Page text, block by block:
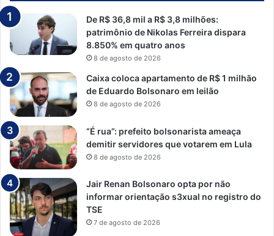
De R$ 36,8 mil a R$ 3,8 milhões:
patrimônio de Nikolas Ferreira dispara
8.850% em quatro anos
8 de agosto de 2026
Caixa coloca apartamento de R$ 1 milhão
de Eduardo Bolsonaro em leilão
8 de agosto de 2026
“É rua”: prefeito bolsonarista ameaça
demitir servidores que votarem em Lula
8 de agosto de 2026
Jair Renan Bolsonaro opta por não
informar orientação s3xual no registro do
TSE
7 de agosto de 2026